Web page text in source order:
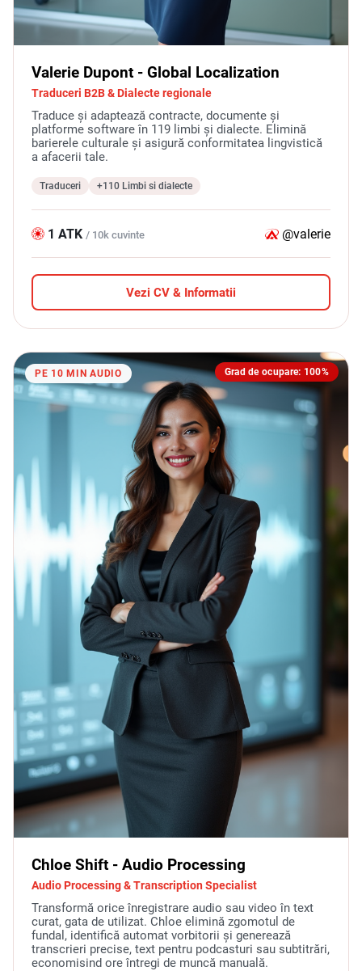
Valerie Dupont - Global Localization
Traduceri B2B & Dialecte regionale
Traduce și adaptează contracte, documente și
platforme software în 119 limbi și dialecte. Elimină
barierele culturale și asigură conformitatea lingvistică
a afacerii tale.
Traduceri +110 Limbi si dialecte
1 ATK / 10k cuvinte @valerie
Vezi CV & Informatii
Grad de ocupare: 100%
PE 10 MIN AUDIO
Chloe Shift - Audio Processing
Audio Processing & Transcription Specialist
Transformă orice înregistrare audio sau video în text
curat, gata de utilizat. Chloe elimină zgomotul de
fundal, identifică automat vorbitorii și generează
transcrieri precise, text pentru podcasturi sau subtitrări,
economisind ore întregi de muncă manuală.